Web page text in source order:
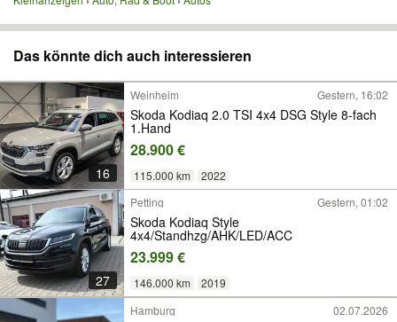
Das könnte dich auch interessieren
16
Weinheim Gestern, 16:02
Skoda Kodiaq 2.0 TSI 4x4 DSG Style 8-fach
1.Hand
28.900 €
115.000 km 2022
27
Petting Gestern, 01:02
Skoda Kodiaq Style
4x4/Standhzg/AHK/LED/ACC
23.999 €
146.000 km 2019
Hamburg 02.07.2026